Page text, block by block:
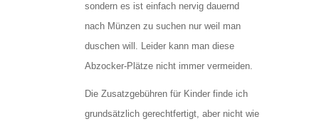
sondern es ist einfach nervig dauernd
nach Münzen zu suchen nur weil man
duschen will. Leider kann man diese
Abzocker-Plätze nicht immer vermeiden.
Die Zusatzgebühren für Kinder finde ich
grundsätzlich gerechtfertigt, aber nicht wie